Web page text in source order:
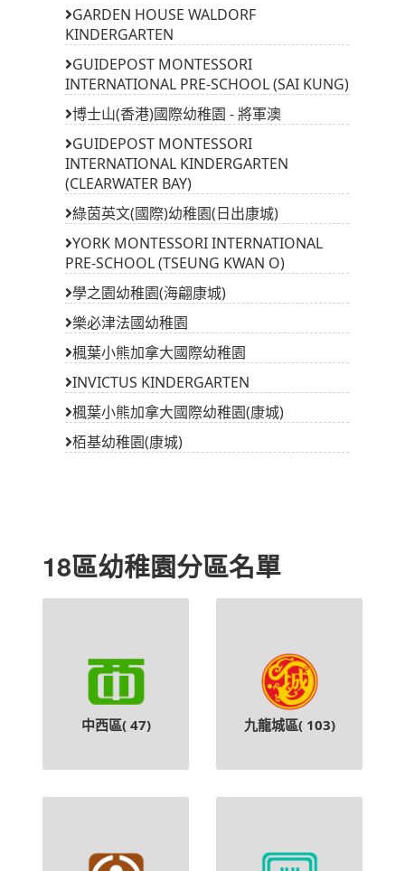
GARDEN HOUSE WALDORF
KINDERGARTEN
GUIDEPOST MONTESSORI
INTERNATIONAL PRE-SCHOOL (SAI KUNG)
博士山(香港)國際幼稚園 - 將軍澳
GUIDEPOST MONTESSORI
INTERNATIONAL KINDERGARTEN
(CLEARWATER BAY)
綠茵英文(國際)幼稚園(日出康城)
YORK MONTESSORI INTERNATIONAL
PRE-SCHOOL (TSEUNG KWAN O)
學之園幼稚園(海翩康城)
樂必津法國幼稚園
楓葉小熊加拿大國際幼稚園
INVICTUS KINDERGARTEN
楓葉小熊加拿大國際幼稚園(康城)
栢基幼稚園(康城)
18區幼稚園分區名單
中西區( 47) 九龍城區( 103)